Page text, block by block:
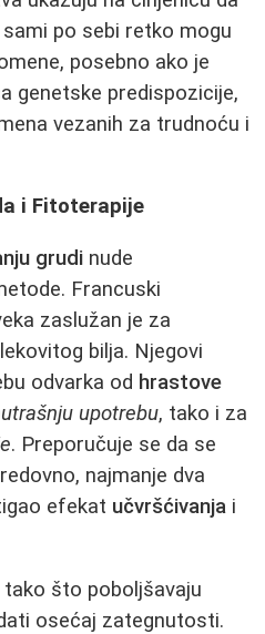
sami po sebi retko mogu
posebno ako je
genetske predispozicije,
vezanih za trudnoću i
i Fitoterapije
grudi nude
Francuski
zaslužan je za
bilja. Njegovi
odvarka od hrastove
upotrebu, tako i za
. Preporučuje se da se
najmanje dva
efekat učvršćivanja i
što poboljšavaju
osećaj zategnutosti.